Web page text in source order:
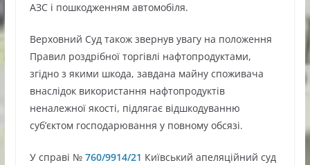
АЗС і пошкодженням автомобіля.
Верховний Суд також звернув увагу на положення
Правил роздрібної торгівлі нафтопродуктами,
згідно з якими шкода, завдана майну споживача
внаслідок використання нафтопродуктів
неналежної якості, підлягає відшкодуванню
суб’єктом господарювання у повному обсязі.
У справі № 760/9914/21 Київський апеляційний суд